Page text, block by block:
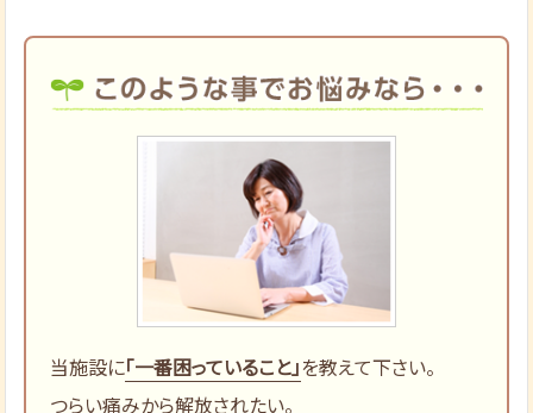
当施設に「一番困っていること」を教えて下さい。
つらい痛みから解放されたい。